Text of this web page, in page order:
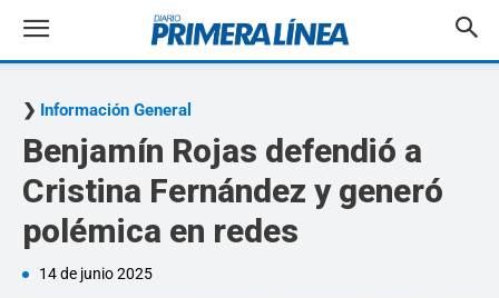
Información General
Benjamín Rojas defendió a
Cristina Fernández y generó
polémica en redes
14 de junio 2025